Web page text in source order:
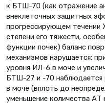
к БТШ-70 (как отражение
внеклеточных защитных
прогрессирующем течении
степени его тяжести,
функции почек) баланс
механизмов нарушается:
уровня ИЛ-6 в моче и
БТШ-27 и -70 наблюдается
в моче (вплоть до
уменьшение количества